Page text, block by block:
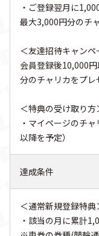
・ご登録翌月に
最大3,000円分のチ
＜友達招待キャンペ
会員登録後10,000
分のチャリカをプレ
＜特典の受け取り方
・マイページのチ
以降を予定）
達成条件
＜通常新規登録特典
・該当の月に累計